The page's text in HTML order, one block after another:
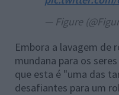
— Figure
Embora a lavagem de
mundana para os
que esta é "uma das
desafiantes para um